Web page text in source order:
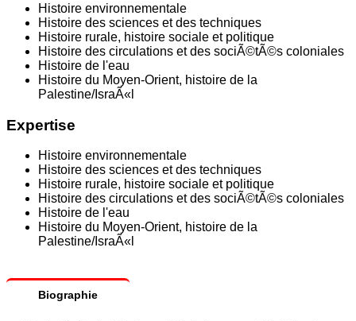
Histoire environnementale
Histoire des sciences et des techniques
Histoire rurale, histoire sociale et politique
Histoire des circulations et des sociÃ©tÃ©s coloniales
Histoire de l'eau
Histoire du Moyen-Orient, histoire de la
Palestine/IsraÃ«l
Expertise
Histoire environnementale
Histoire des sciences et des techniques
Histoire rurale, histoire sociale et politique
Histoire des circulations et des sociÃ©tÃ©s coloniales
Histoire de l'eau
Histoire du Moyen-Orient, histoire de la
Palestine/IsraÃ«l
Biographie